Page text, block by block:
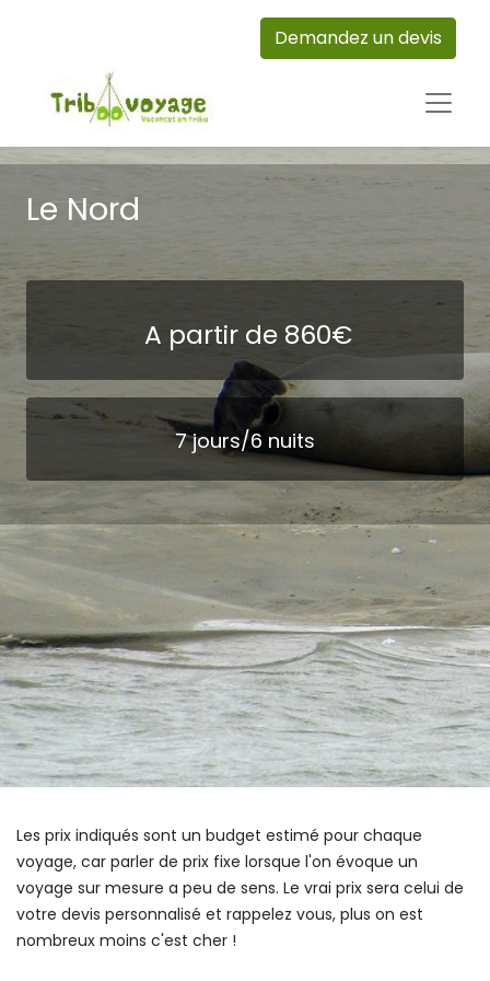
Demandez un devis
Le Nord
A partir de 860€
7 jours/6 nuits
Les prix indiqués sont un budget estimé pour chaque
voyage, car parler de prix fixe lorsque l'on évoque un
voyage sur mesure a peu de sens. Le vrai prix sera celui de
votre devis personnalisé et rappelez vous, plus on est
nombreux moins c'est cher !